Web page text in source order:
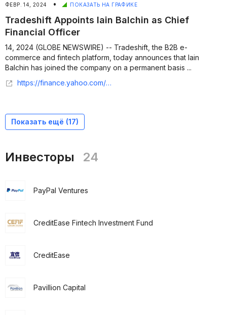
ФЕВР. 14, 2024 • ПОКАЗАТЬ НА ГРАФИКЕ
Tradeshift Appoints Iain Balchin as Chief
Financial Officer
14, 2024 (GLOBE NEWSWIRE) -- Tradeshift, the B2B e-
commerce and fintech platform, today announces that Iain
Balchin has joined the company on a permanent basis ...
https://finance.yahoo.com/news/tradeshift-appoints-iain-balchin-chief-100700431.html
Показать ещё (17)
Инвесторы 24
PayPal Ventures
CreditEase Fintech Investment Fund
CreditEase
Pavillion Capital